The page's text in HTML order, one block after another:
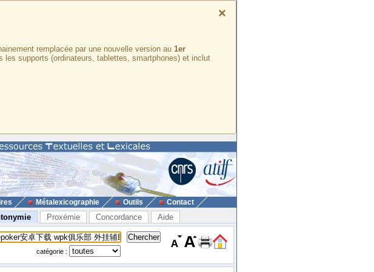
×
remplacée par une nouvelle version au 1er
les supports (ordinateurs, tablettes, smartphones) et inclut
Métalexicographie Outils Contact
Proxémie Concordance Aide
catégorie :